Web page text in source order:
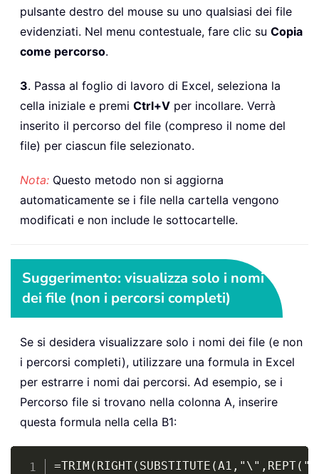
pulsante destro del mouse su uno qualsiasi dei file
evidenziati. Nel menu contestuale, fare clic su Copia
come percorso.
3. Passa al foglio di lavoro di Excel, seleziona la
cella iniziale e premi Ctrl+V per incollare. Verrà
inserito il percorso del file (compreso il nome del
file) per ciascun file selezionato.
Nota: Questo metodo non si aggiorna
automaticamente se i file nella cartella vengono
modificati e non include le sottocartelle.
Suggerimento: visualizza solo i nomi
dei file (non i percorsi completi)
Se si desidera visualizzare solo i nomi dei file (e non
i percorsi completi), utilizzare una formula in Excel
per estrarre i nomi dai percorsi. Ad esempio, se i
Percorso file si trovano nella colonna A, inserire
questa formula nella cella B1:
Copy